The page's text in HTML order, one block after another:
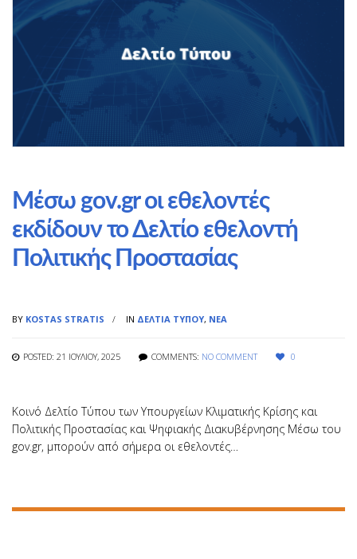
Μέσω gov.gr οι εθελοντές
εκδίδουν το Δελτίο εθελοντή
Πολιτικής Προστασίας
BY KOSTAS STRATIS IN ΔΕΛΤΊΑ ΤΎΠΟΥ, ΝΈΑ
POSTED: 21 ΙΟΥΛΊΟΥ, 2025 COMMENTS: NO COMMENT 0
Κοινό Δελτίο Τύπου των Υπουργείων Κλιματικής Κρίσης και
Πολιτικής Προστασίας και Ψηφιακής Διακυβέρνησης Μέσω του
gov.gr, μπορούν από σήμερα οι εθελοντές…